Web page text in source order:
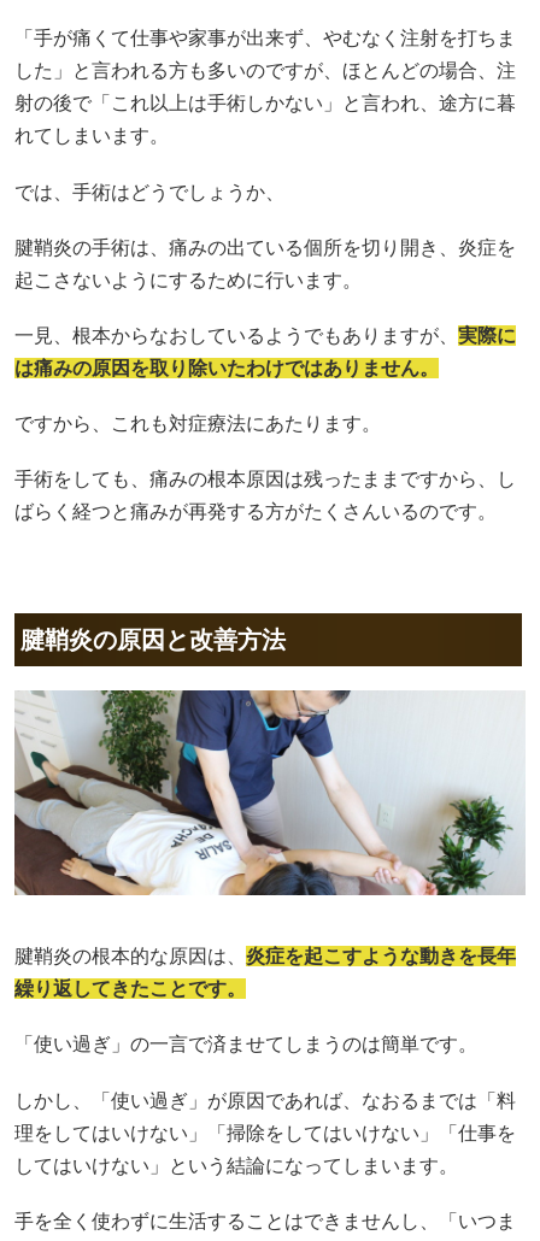
「手が痛くて仕事や家事が出来ず、やむなく注射を打ちま
した」と言われる方も多いのですが、ほとんどの場合、注
射の後で「これ以上は手術しかない」と言われ、途方に暮
れてしまいます。
では、手術はどうでしょうか、
腱鞘炎の手術は、痛みの出ている個所を切り開き、炎症を
起こさないようにするために行います。
一見、根本からなおしているようでもありますが、 実際に
は痛みの原因を取り除いたわけではありません。
ですから、これも対症療法にあたります。
手術をしても、痛みの根本原因は残ったままですから、し
ばらく経つと痛みが再発する方がたくさんいるのです。
腱鞘炎の原因と改善方法
腱鞘炎の根本的な原因は、 炎症を起こすような動きを長年
繰り返してきたことです。
「使い過ぎ」の一言で済ませてしまうのは簡単です。
しかし、「使い過ぎ」が原因であれば、なおるまでは「料
理をしてはいけない」「掃除をしてはいけない」「仕事を
してはいけない」という結論になってしまいます。
手を全く使わずに生活することはできませんし、「いつま